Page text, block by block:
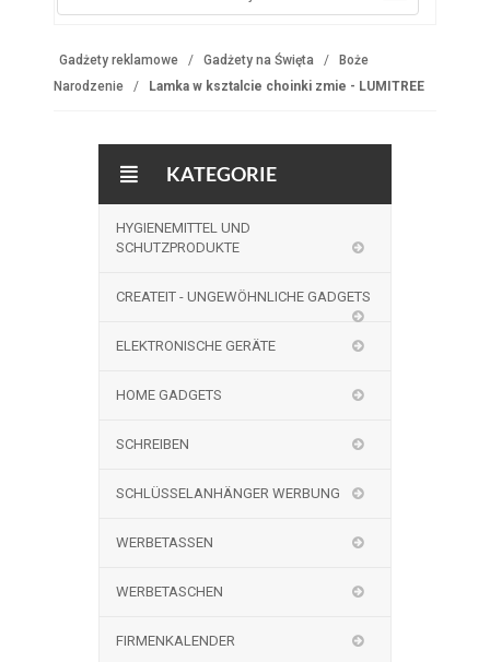
Gadżety reklamowe Gadżety na Święta
Boże
Narodzenie
Lamka w ksztalcie choinki zmie - LUMITREE
KATEGORIE
HYGIENEMITTEL UND
SCHUTZPRODUKTE
CREATEIT - UNGEWÖHNLICHE GADGETS
ELEKTRONISCHE GERÄTE
HOME GADGETS
SCHREIBEN
SCHLÜSSELANHÄNGER WERBUNG
WERBETASSEN
WERBETASCHEN
FIRMENKALENDER